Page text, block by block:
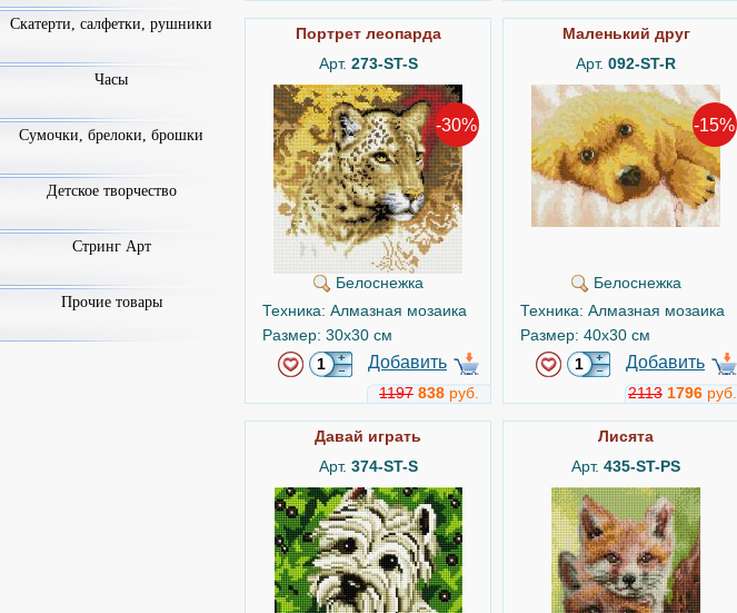
Портрет леопарда
Арт. 273-ST-S
-30%
Белоснежка
Техника: Алмазная мозаика
Размер: 30x30 см
Добавить
1197 838 руб.
Маленький друг
Арт. 092-ST-R
-15%
Белоснежка
Техника: Алмазная мозаика
Размер: 40x30 см
Добавить
2113 1796 руб.
Давай играть
Арт. 374-ST-S
Лисята
Арт. 435-ST-PS
Скатерти, салфетки, рушники
Часы
Сумочки, брелоки, брошки
Детское творчество
Стринг Арт
Прочие товары